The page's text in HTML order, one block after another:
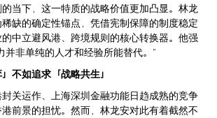
当下，这一特质的战略价值更加凸显。林龙
缺的确定性锚点，凭借宪制保障的制度稳定
中立避风港、跨境规则的核心转换器。他强
并非单纯的人才和经验所能替代。”
不如追求「战略共生」
关运作、上海深圳金融功能日趋成熟的竞争
前景的担忧。然而，林龙安对此有着截然不